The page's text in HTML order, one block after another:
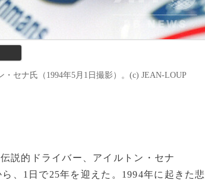
セナ氏（1994年5月1日撮影）。(c) JEAN-LOUP
説的ドライバー、アイルトン・セナ
、1日で25年を迎えた。1994年に起きた悲